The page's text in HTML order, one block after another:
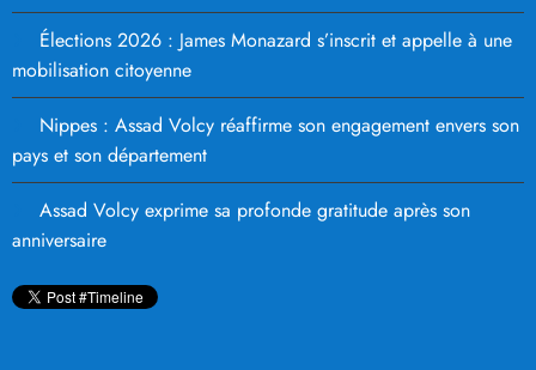
Élections 2026 : James Monazard s’inscrit et appelle à une
mobilisation citoyenne
Nippes : Assad Volcy réaffirme son engagement envers son
pays et son département
Assad Volcy exprime sa profonde gratitude après son
anniversaire